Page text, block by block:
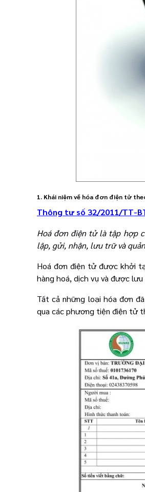
1. Khái niệm về hóa đơn điện tử
Thông tư số 32/2011/TT-
Hoá đơn điện tử là tập hợp
lập, gửi, nhận, lưu trữ và
Hoá đơn điện tử được khởi
hàng hoá, dịch vụ và được
Tất cả những loại hóa đơn
qua các phương tiện điện tử